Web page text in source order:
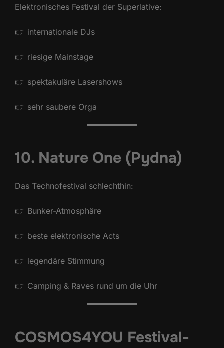
Elektronisches Festival der Superlative:
👉 internationale DJs
👉 riesige Mainstage
👉 spektakuläre Lasershows
👉 sehr saubere Orga
10. Nature One (Pydna)
Das Technofestival schlechthin:
👉 Bunker-Atmosphäre
👉 beste elektronische Acts
👉 legendäre Stimmung
👉 Camping & Raves rund um die Uhr
COSMOS4YOU Festival-